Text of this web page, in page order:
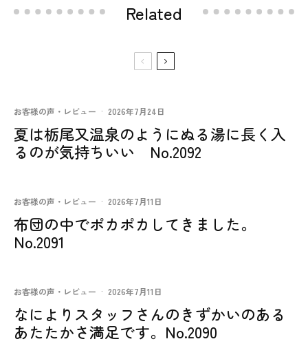
Related
お客様の声・レビュー · 2026年7月24日
夏は栃尾又温泉のようにぬる湯に長く入
るのが気持ちいい No.2092
お客様の声・レビュー · 2026年7月11日
布団の中でポカポカしてきました。
No.2091
お客様の声・レビュー · 2026年7月11日
なによりスタッフさんのきずかいのある
あたたかさ満足です。No.2090